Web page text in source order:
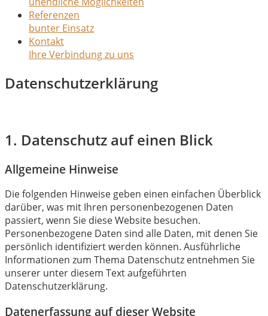
Referenzen
bunter Einsatz
Kontakt
Ihre Verbindung zu uns
Datenschutz­erklärung
1. Datenschutz auf einen Blick
Allgemeine Hinweise
Die folgenden Hinweise geben einen einfachen Überblick
darüber, was mit Ihren personenbezogenen Daten
passiert, wenn Sie diese Website besuchen.
Personenbezogene Daten sind alle Daten, mit denen Sie
persönlich identifiziert werden können. Ausführliche
Informationen zum Thema Datenschutz entnehmen Sie
unserer unter diesem Text aufgeführten
Datenschutzerklärung.
Datenerfassung auf dieser Website